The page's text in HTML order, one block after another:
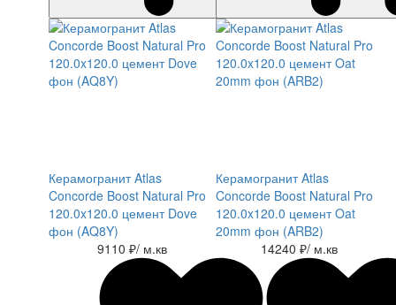
Керамогранит Atlas
Concorde Boost Natural Pro
120.0x120.0 цемент Dove
фон (AQ8Y)
9110 ₽/ м.кв
Керамогранит Atlas
Concorde Boost Natural Pro
120.0x120.0 цемент Oat
20mm фон (ARB2)
14240 ₽/ м.кв